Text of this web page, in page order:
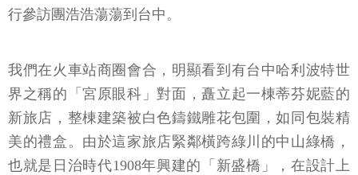
行參訪團浩浩蕩蕩到台中。
我們在火車站商圈會合，明顯看到有台中哈利波特世
界之稱的「宮原眼科」對面，矗立起一棟蒂芬妮藍的
新旅店，整棟建築被白色鑄鐵雕花包圍，如同包裝精
美的禮盒。由於這家旅店緊鄰橫跨綠川的中山綠橋，
也就是日治時代1908年興建的「新盛橋」，在設計上